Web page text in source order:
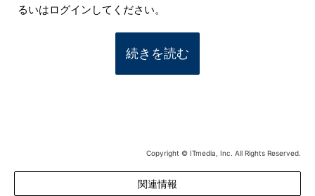
るいはログインしてください。
続きを読む
Copyright © ITmedia, Inc. All Rights Reserved.
関連情報